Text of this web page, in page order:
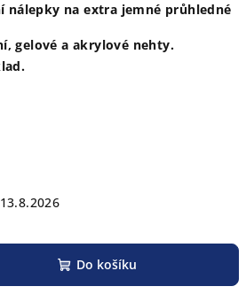
nálepky na extra jemné průhledné
gelové a akrylové nehty.
13.8.2026
Do košíku